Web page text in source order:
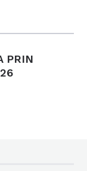
PRIN